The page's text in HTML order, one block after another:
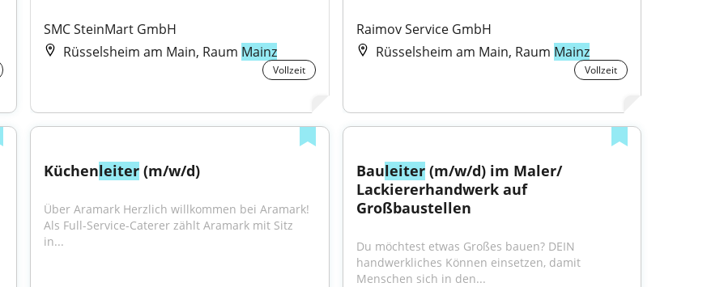
SMC SteinMart GmbH
Rüsselsheim am Main, Raum Mainz
Vollzeit
Raimov Service GmbH
Rüsselsheim am Main, Raum Mainz
Vollzeit
Küchenleiter (m/w/d)
Über Aramark Herzlich willkommen bei Aramark!
Als Full-Service-Caterer zählt Aramark mit Sitz
in...
Bauleiter (m/w/d) im Maler/
Lackiererhandwerk auf
Großbaustellen
Du möchtest etwas Großes bauen? DEIN
handwerkliches Können einsetzen, damit
Menschen sich in den...